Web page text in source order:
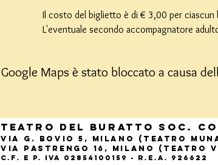
Il costo del biglietto è di € 3,00 per ciascun
L'eventuale secondo accompagnatore
Google Maps è stato bloccato a causa
Teatro del Buratto Soc.
Via G. Bovio 5, Milano (Teatro
Via Pastrengo 16, Milano (Teatro
C.F. e P. Iva 02854100159 - R.E.A. 926622